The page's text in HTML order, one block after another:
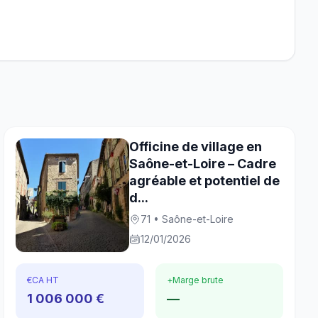
Officine de village en
Saône-et-Loire – Cadre
agréable et potentiel de
d...
71 • Saône-et-Loire
12/01/2026
€CA HT
1 006 000 €
+Marge brute
—